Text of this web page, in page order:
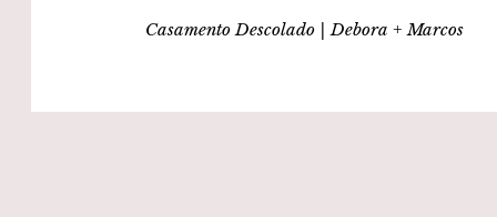
Casamento Descolado | Debora + Marcos